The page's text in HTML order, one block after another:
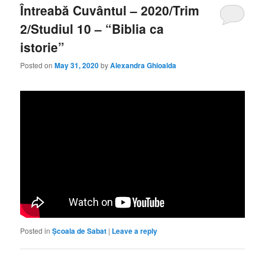
Întreabă Cuvântul – 2020/Trim
2/Studiul 10 – “Biblia ca
istorie”
Posted onMay 31, 2020byAlexandra Ghioalda
Posted in Școala de Sabat | Leave a reply